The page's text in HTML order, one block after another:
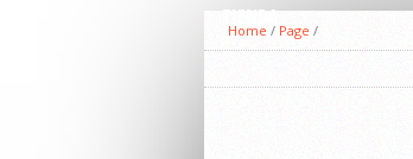
TIENDA
Home / Page /